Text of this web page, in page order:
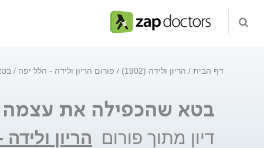
דף הבית הריון ולידה (1902) פורום הריון ולידה - הלל יפה
בטא שהכפילה את עצמה
דיון מתוך פורום הריון